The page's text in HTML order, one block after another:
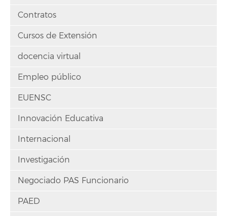
Contratos
Cursos de Extensión
docencia virtual
Empleo público
EUENSC
Innovación Educativa
Internacional
Investigación
Negociado PAS Funcionario
PAED